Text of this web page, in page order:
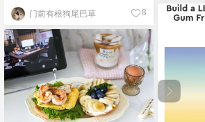
门前有根狗尾巴草 8